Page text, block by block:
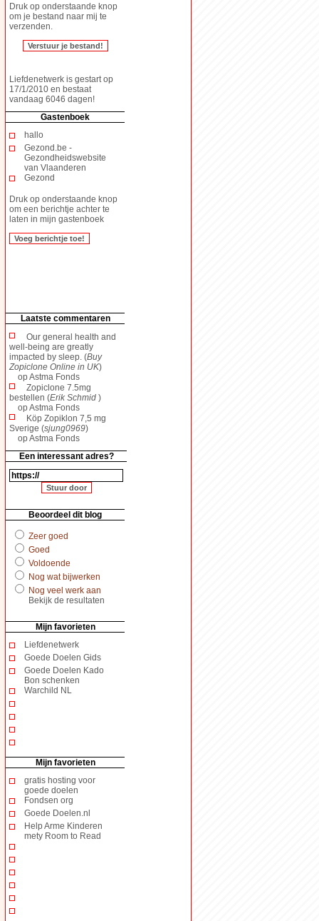
Druk op onderstaande knop
om je bestand naar mij te
verzenden.
Liefdenetwerk is gestart op
17/1/2010 en bestaat
vandaag 6046 dagen!
Gastenboek
hallo
Gezond.be -
Gezondheidswebsite
van Vlaanderen
Gezond
Druk op onderstaande knop
om een berichtje achter te
laten in mijn gastenboek
Laatste commentaren
Our general health and
well-being are greatly
impacted by sleep. (Buy
Zopiclone Online in UK)
opAstma Fonds
Zopiclone 7.5mg
bestellen (Erik Schmid )
opAstma Fonds
Köp Zopiklon 7,5 mg
Sverige (sjung0969)
opAstma Fonds
Een interessant adres?
Beoordeel dit blog
Zeer goed
Goed
Voldoende
Nog wat bijwerken
Nog veel werk aan
Bekijk de resultaten
Mijn favorieten
Liefdenetwerk
Goede Doelen Gids
Goede Doelen Kado
Bon schenken
Warchild NL
Mijn favorieten
gratis hosting voor
goede doelen
Fondsen org
Goede Doelen.nl
Help Arme Kinderen
mety Room to Read